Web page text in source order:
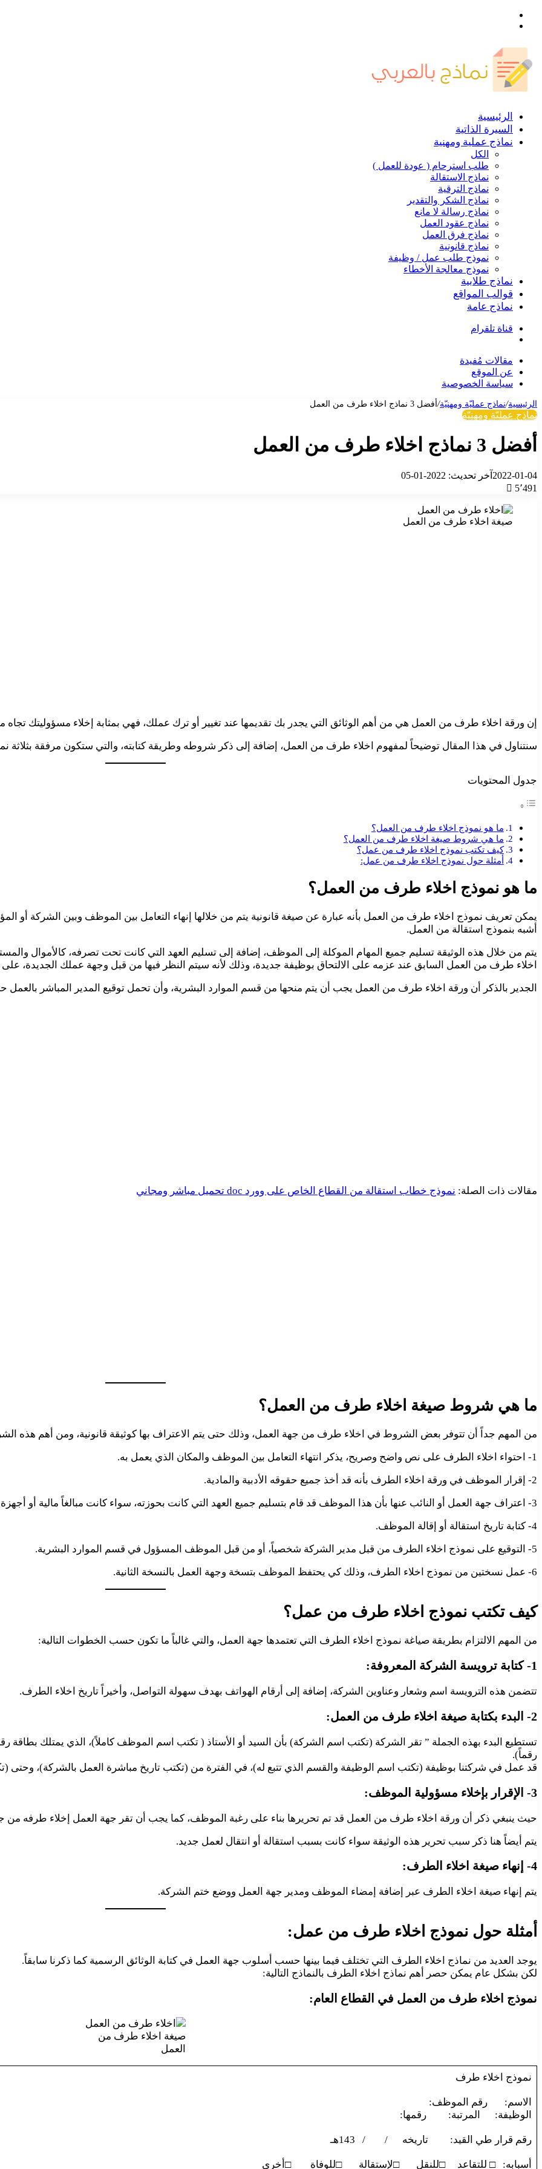
الرئيسية
السيرة الذاتية
نماذج عملية ومهنية
الكل
طلب استرحام ( عودة للعمل )
نماذج الاستقالة
نماذج الترقية
نماذج الشكر والتقدير
نماذج رسالة لا مانع
نماذج عقود العمل
نماذج فرق العمل
نماذج قانونية
نموذج طلب عمل / وظيفة
نموذج معالجة الأخطاء
نماذج طلابية
قوالب المواقع
نماذج عامة
قناة تلقرام
مقالات مُفيدة
عن الموقع
سياسة الخصوصية
الرئيسية/نماذج عمليّة ومهنيّة/أفضل 3 نماذج اخلاء طرف من العمل
نماذج عمليّة ومهنيّة
أفضل 3 نماذج اخلاء طرف من العمل
2022-01-04 آخر تحديث: 2022-01-05
5٬491
صيغة اخلاء طرف من العمل
إن ورقة اخلاء طرف من العمل هي من أهم الوثائق التي يجدر بك تقديمها عند تغيير أو ترك عملك، فهي بمثابة إخلاء مسؤوليتك
سنتناول في هذا المقال توضيحاً لمفهوم اخلاء طرف من العمل، إضافة إلى ذكر شروطه وطريقة كتابته، والتي ستكون مرفقة بثلاثة
جدول المحتويات
ما هو نموذج اخلاء طرف من العمل؟
ما هي شروط صيغة اخلاء طرف من العمل؟
كيف تكتب نموذج اخلاء طرف من عمل؟
أمثلة حول نموذج اخلاء طرف من عمل:
ما هو نموذج اخلاء طرف من العمل؟
يمكن تعريف نموذج اخلاء طرف من العمل بأنه عبارة عن صيغة قانونية يتم من خلالها إنهاء التعامل بين الموظف وبين الشركة أو
أشبه بنموذج استقالة من العمل.
يتم من خلال هذه الوثيقة تسليم جميع المهام الموكلة إلى الموظف، إضافة إلى تسليم العهد التي كانت تحت تصرفه، كالأموال
اخلاء طرف من العمل السابق عند عزمه على الالتحاق بوظيفة جديدة، وذلك لأنه سيتم النظر فيها من قبل وجهة عملك الجديدة،
الجدير بالذكر أن ورقة اخلاء طرف من العمل يجب أن يتم منحها من قسم الموارد البشرية، وأن تحمل توقيع المدير المباشر بالعمل
مقالات ذات الصلة: نموذج خطاب استقالة من القطاع الخاص على وورد doc تحميل مباشر ومجاني
ما هي شروط صيغة اخلاء طرف من العمل؟
من المهم جداً أن تتوفر بعض الشروط في اخلاء طرف من جهة العمل، وذلك حتى يتم الاعتراف بها كوثيقة قانونية، ومن أهم هذه
1- احتواء اخلاء الطرف على نص واضح وصريح، يذكر انتهاء التعامل بين الموظف والمكان الذي يعمل به.
2- إقرار الموظف في ورقة اخلاء الطرف بأنه قد أخذ جميع حقوقه الأدبية والمادية.
3- اعتراف جهة العمل أو النائب عنها بأن هذا الموظف قد قام بتسليم جميع العهد التي كانت بحوزته، سواء كانت مبالغاً مالية أو أجهزة.
4- كتابة تاريخ استقالة أو إقالة الموظف.
5- التوقيع على نموذج اخلاء الطرف من قبل مدير الشركة شخصياً، أو من قبل الموظف المسؤول في قسم الموارد البشرية.
6- عمل نسختين من نموذج اخلاء الطرف، وذلك كي يحتفظ الموظف بتسخة وجهة العمل بالنسخة الثانية.
كيف تكتب نموذج اخلاء طرف من عمل؟
من المهم الالتزام بطريقة صياغة نموذج اخلاء الطرف التي تعتمدها جهة العمل، والتي غالباً ما تكون حسب الخطوات التالية:
1- كتابة ترويسة الشركة المعروفة:
تتضمن هذه الترويسة اسم وشعار وعناوين الشركة، إضافة إلى أرقام الهواتف بهدف سهولة التواصل، وأخيراً تاريخ اخلاء الطرف.
2- البدء بكتابة صيغة اخلاء طرف من العمل:
رقماً).
قد عمل في شركتنا بوظيفة (تكتب اسم الوظيفة والقسم الذي تتبع له)، في الفترة من (تكتب تاريخ مباشرة العمل بالشركة)، وحتى
3- الإقرار بإخلاء مسؤولية الموظف:
حيث ينبغي ذكر أن ورقة اخلاء طرف من العمل قد تم تحريرها بناء على رغبة الموظف، كما يجب أن تقر جهة العمل إخلاء طرفه من
يتم أيضاً هنا ذكر سبب تحرير هذه الوثيقة سواء كانت بسبب استقالة أو انتقال لعمل جديد.
4- إنهاء صيغة اخلاء الطرف:
يتم إنهاء صيغة اخلاء الطرف عبر إضافة إمضاء الموظف ومدير جهة العمل ووضع ختم الشركة.
أمثلة حول نموذج اخلاء طرف من عمل:
يوجد العديد من نماذج اخلاء الطرف التي تختلف فيما بينها حسب أسلوب جهة العمل في كتابة الوثائق الرسمية كما ذكرنا سابقاً.
لكن بشكل عام يمكن حصر أهم نماذج اخلاء الطرف بالنماذج التالية:
نموذج اخلاء طرف من العمل في القطاع العام:
صيغة اخلاء طرف من
العمل
نموذج اخلاء طرف
الاسم: رقم الموظف:
الوظيفة: المرتبة: رقمها:
رقم قرار طي القيد: تاريخه / / 143هـ
أسبابه: □ للتقاعد □للنقل □لإستقالة □للوفاة □أخرى